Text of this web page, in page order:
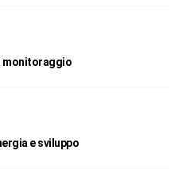
monitoraggio
e sviluppo